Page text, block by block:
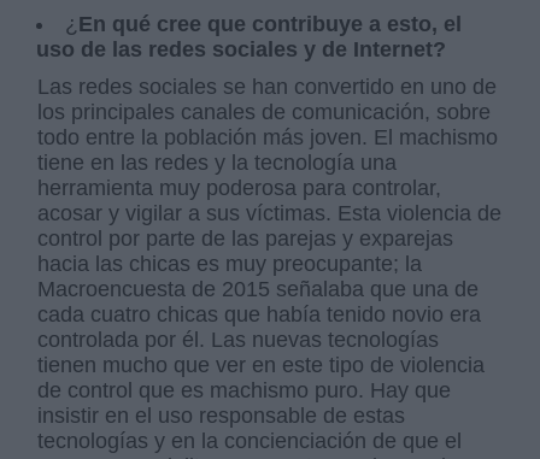
¿ En qué cree que contribuye a esto, el
uso de las redes sociales y de Internet?
Las redes sociales se han convertido en uno de
los principales canales de comunicación, sobre
todo entre la población más joven. El machismo
tiene en las redes y la tecnología una
herramienta muy poderosa para controlar,
acosar y vigilar a sus víctimas. Esta violencia de
control por parte de las parejas y exparejas
hacia las chicas es muy preocupante; la
Macroencuesta de 2015 señalaba que una de
cada cuatro chicas que había tenido novio era
controlada por él. Las nuevas tecnologías
tienen mucho que ver en este tipo de violencia
de control que es machismo puro. Hay que
insistir en el uso responsable de estas
tecnologías y en la concienciación de que el